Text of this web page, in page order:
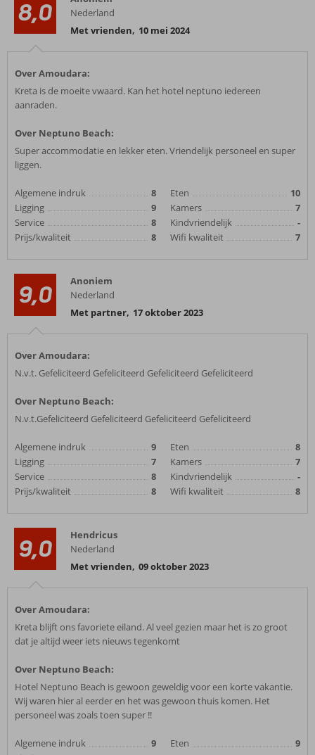
8,0
Nederland
Met vrienden, 10 mei 2024
Over Amoudara:
Kreta is de moeite vwaard. Kan het hotel neptuno iedereen
aanraden.
Over Neptuno Beach:
Super accommodatie en lekker eten. Vriendelijk personeel en super
liggen.
Algemene indruk
8
Ligging
9
Service
8
Prijs/kwaliteit
8
Eten
10
Kamers
7
Kindvriendelijk
-
Wifi kwaliteit
7
9,0
Anoniem
Nederland
Met partner, 17 oktober 2023
Over Amoudara:
N.v.t. Gefeliciteerd Gefeliciteerd Gefeliciteerd Gefeliciteerd
Over Neptuno Beach:
N.v.t.Gefeliciteerd Gefeliciteerd Gefeliciteerd Gefeliciteerd
Algemene indruk
9
Ligging
7
Service
8
Prijs/kwaliteit
8
Eten
8
Kamers
7
Kindvriendelijk
-
Wifi kwaliteit
8
9,0
Hendricus
Nederland
Met vrienden, 09 oktober 2023
Over Amoudara:
Kreta blijft ons favoriete eiland. Al veel gezien maar het is zo groot
dat je altijd weer iets nieuws tegenkomt
Over Neptuno Beach:
Hotel Neptuno Beach is gewoon geweldig voor een korte vakantie.
Wij waren hier al eerder en het was gewoon thuis komen. Het
personeel was zoals toen super !!
Algemene indruk
9
Eten
9